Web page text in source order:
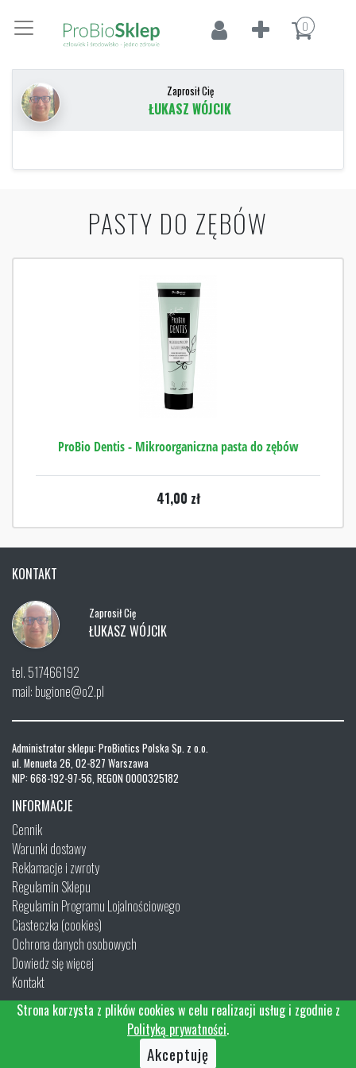
0
Zaprosił Cię
ŁUKASZ WÓJCIK
PASTY DO ZĘBÓW
ProBio Dentis - Mikroorganiczna pasta do zębów
41,00 zł
KONTAKT
Zaprosił Cię
ŁUKASZ WÓJCIK
tel. 517466192
mail: bugione@o2.pl
Administrator sklepu: ProBiotics Polska Sp. z o.o.
ul. Menueta 26, 02-827 Warszawa
NIP: 668-192-97-56, REGON 0000325182
INFORMACJE
Cennik
Warunki dostawy
Reklamacje i zwroty
Regulamin Sklepu
Regulamin Programu Lojalnościowego
Ciasteczka (cookies)
Ochrona danych osobowych
Dowiedz się więcej
Kontakt
Strona korzysta z plików cookies w celu realizacji usług i zgodnie z
Polityką prywatności.
Akceptuję